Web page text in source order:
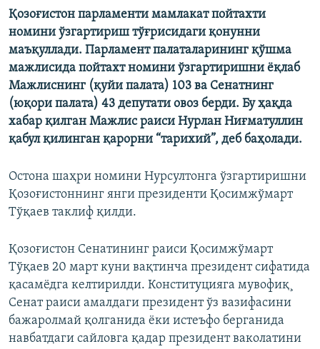
Қозоғистон парламенти мамлакат пойтахти
номини ўзгартириш тўғрисидаги қонунни
маъқуллади. Парламент палаталарининг қўшма
мажлисида пойтахт номини ўзгартиришни ёқлаб
Мажлиснинг (қуйи палата) 103 ва Сенатнинг
(юқори палата) 43 депутати овоз берди. Бу ҳақда
хабар қилган Мажлис раиси Нурлан Ниғматуллин
қабул қилинган қарорни “тарихий”, деб баҳолади.
Остона шаҳри номини Нурсултонга ўзгартиришни
Қозоғистоннинг янги президенти Қосимжўмарт
Тўқаев таклиф қилди.
Қозоғистон Сенатининг раиси Қосимжўмарт
Тўқаев 20 март куни вақтинча президент сифатида
қасамёдга келтирилди. Конституцияга мувофиқ¸
Сенат раиси амалдаги президент ўз вазифасини
бажаролмай қолганида ёки истеъфо берганида
навбатдаги сайловга қадар президент ваколатини